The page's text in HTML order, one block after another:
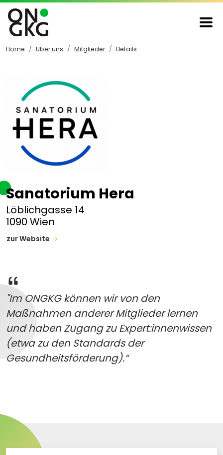
Home Über uns Mitglieder Details
Sanatorium Hera
Löblichgasse 14
1090 Wien
zur Website
"Im ONGKG können wir von den
Maßnahmen anderer Mitglieder lernen
und haben Zugang zu Expert:innenwissen
(etwa zu den Standards der
Gesundheitsförderung).“